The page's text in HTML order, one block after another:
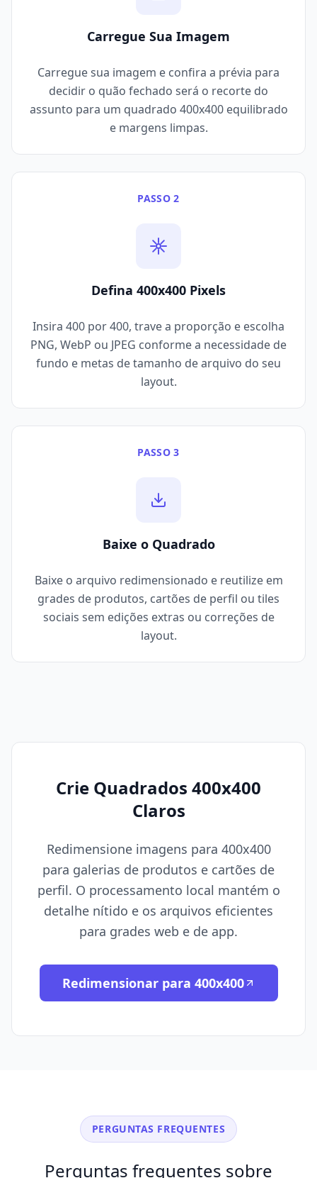
Carregue Sua Imagem
Carregue sua imagem e confira a prévia para
decidir o quão fechado será o recorte do
assunto para um quadrado 400x400 equilibrado
e margens limpas.
PASSO 2
Defina 400x400 Pixels
Insira 400 por 400, trave a proporção e escolha
PNG, WebP ou JPEG conforme a necessidade de
fundo e metas de tamanho de arquivo do seu
layout.
PASSO 3
Baixe o Quadrado
Baixe o arquivo redimensionado e reutilize em
grades de produtos, cartões de perfil ou tiles
sociais sem edições extras ou correções de
layout.
Crie Quadrados 400x400
Claros
Redimensione imagens para 400x400
para galerias de produtos e cartões de
perfil. O processamento local mantém o
detalhe nítido e os arquivos eficientes
para grades web e de app.
Redimensionar para 400x400
PERGUNTAS FREQUENTES
Perguntas frequentes sobre